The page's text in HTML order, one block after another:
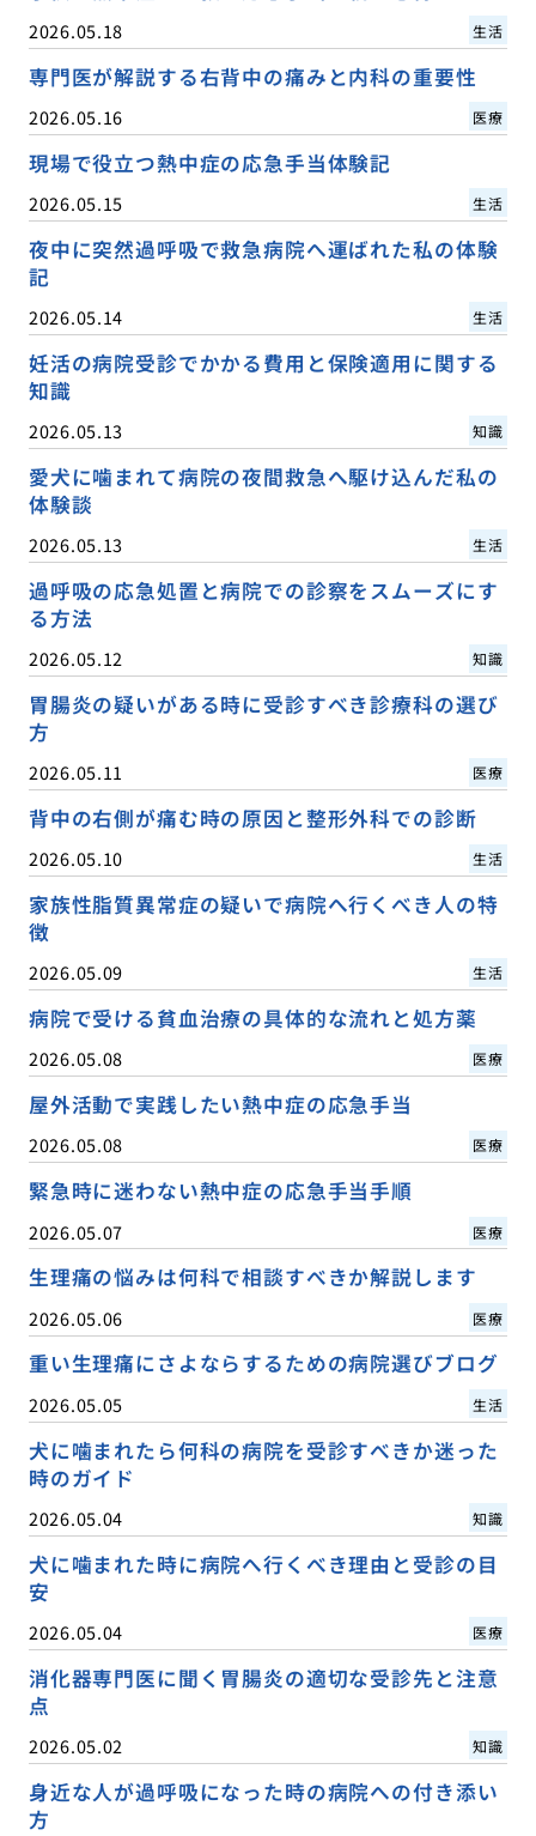
2026.05.18 生活
専門医が解説する右背中の痛みと内科の重要性
2026.05.16 医療
現場で役立つ熱中症の応急手当体験記
2026.05.15 生活
夜中に突然過呼吸で救急病院へ運ばれた私の体験
記
2026.05.14 生活
妊活の病院受診でかかる費用と保険適用に関する
知識
2026.05.13 知識
愛犬に噛まれて病院の夜間救急へ駆け込んだ私の
体験談
2026.05.13 生活
過呼吸の応急処置と病院での診察をスムーズにす
る方法
2026.05.12 知識
胃腸炎の疑いがある時に受診すべき診療科の選び
方
2026.05.11 医療
背中の右側が痛む時の原因と整形外科での診断
2026.05.10 生活
家族性脂質異常症の疑いで病院へ行くべき人の特
徴
2026.05.09 生活
病院で受ける貧血治療の具体的な流れと処方薬
2026.05.08 医療
屋外活動で実践したい熱中症の応急手当
2026.05.08 医療
緊急時に迷わない熱中症の応急手当手順
2026.05.07 医療
生理痛の悩みは何科で相談すべきか解説します
2026.05.06 医療
重い生理痛にさよならするための病院選びブログ
2026.05.05 生活
犬に噛まれたら何科の病院を受診すべきか迷った
時のガイド
2026.05.04 知識
犬に噛まれた時に病院へ行くべき理由と受診の目
安
2026.05.04 医療
消化器専門医に聞く胃腸炎の適切な受診先と注意
点
2026.05.02 知識
身近な人が過呼吸になった時の病院への付き添い
方